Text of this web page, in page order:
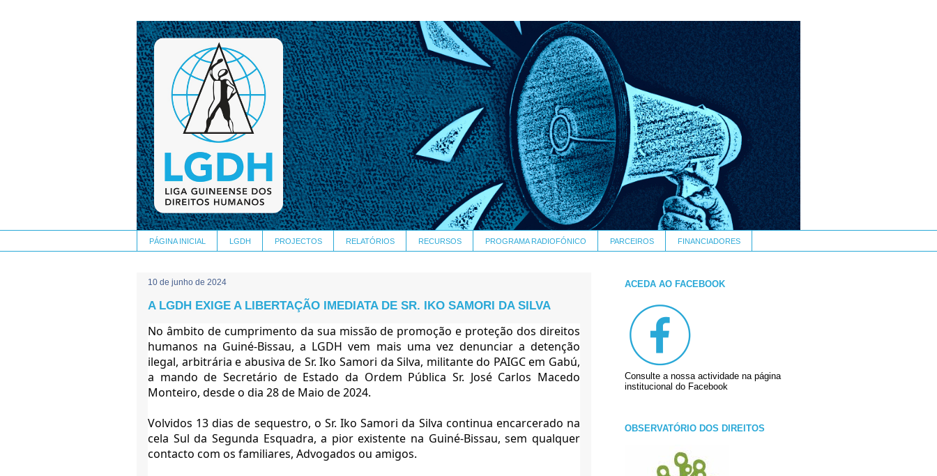
PÁGINA INICIAL LGDH PROJECTOS RELATÓRIOS RECURSOS PROGRAMA RADIOFÓNICO PARCEIROS FINANCIADORES
10 de junho de 2024
A LGDH EXIGE A LIBERTAÇÃO IMEDIATA DE SR. IKO SAMORI DA SILVA
No âmbito de cumprimento da sua missão de promoção e proteção dos direitos
humanos na Guiné-Bissau, a LGDH vem mais uma vez denunciar a detenção
ilegal, arbitrária e abusiva de Sr. Iko Samori da Silva, militante do PAIGC em Gabú,
a mando de Secretário de Estado da Ordem Pública Sr. José Carlos Macedo
Monteiro, desde o dia 28 de Maio de 2024.
Volvidos 13 dias de sequestro, o Sr. Iko Samori da Silva continua encarcerado na
cela Sul da Segunda Esquadra, a pior existente na Guiné-Bissau, sem qualquer
contacto com os familiares, Advogados ou amigos.
ACEDA AO FACEBOOK
Consulte a nossa actividade na página
institucional do Facebook
OBSERVATÓRIO DOS DIREITOS